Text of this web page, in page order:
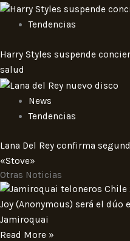
Tendencias
Harry Styles suspende
salud
News
Tendencias
Lana Del Rey confirma
«Stove»
Otras Noticias
Joy (Anonymous) será el dúo
Jamiroquai
Read More »